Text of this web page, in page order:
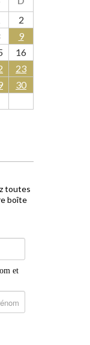
2
9
16
23
30
toutes
boîte
et